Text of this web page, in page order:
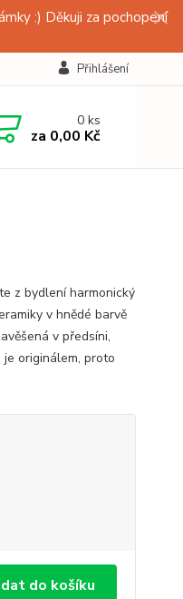
:) Děkuji za pochopení
Přihlášení
0ks
za 0,00 Kč
z bydlení harmonický
v hnědé barvě
v předsíni,
je originálem, proto
do košíku